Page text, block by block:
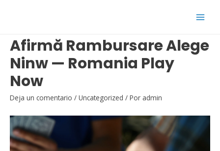
Afirmă Rambursare Alege
Ninw — Romania Play
Now
Deja un comentario / Uncategorized / Por admin